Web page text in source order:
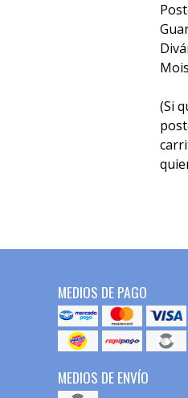
(Si
MEDIOS DE PAGO
MEDIOS DE ENVÍO